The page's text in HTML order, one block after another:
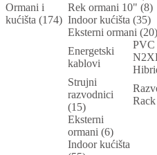
Ormani i
kućišta (174)
Rek ormani 10" (8)
Indoor kućišta (35)
Eksterni ormani (20)
Energetski
kablovi
PVC
Strujni
razvodnici
(15)
Eksterni
ormani (6)
Indoor kućišta